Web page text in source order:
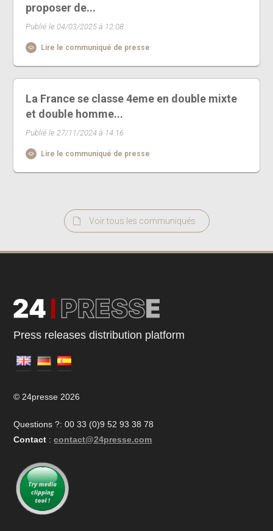
proposer de...
Publié le 04/03/2025 à 12:08
Lire le communiqué de presse
La France se classe 4eme en double mixte
et double homme...
Publié le 27/11/2024 à 14:16
Lire le communiqué de presse
Voir tous les communiqués
Press releases distribution platform
© 24presse 2026
Questions ?: 00 33 (0)9 52 93 38 78
Contact : contact@24presse.com